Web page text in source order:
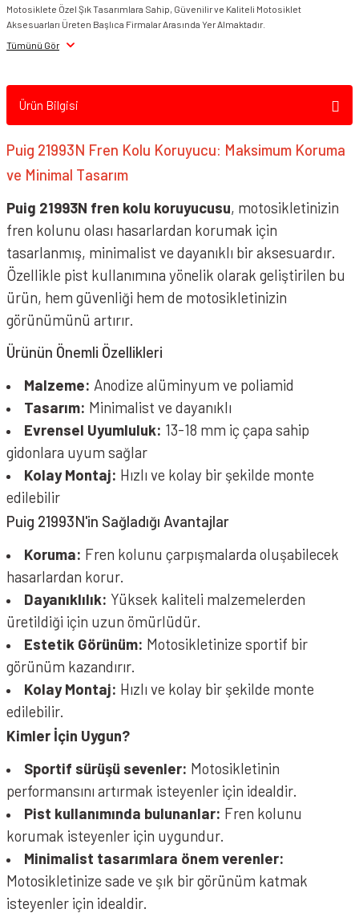
Motosiklete Özel Şık Tasarımlara Sahip, Güvenilir ve Kaliteli Motosiklet
Aksesuarları Üreten Başlıca Firmalar Arasında Yer Almaktadır.
Tümünü Gör
Ürün Bilgisi
Puig 21993N Fren Kolu Koruyucu: Maksimum Koruma
ve Minimal Tasarım
Puig 21993N fren kolu koruyucusu, motosikletinizin
fren kolunu olası hasarlardan korumak için
tasarlanmış, minimalist ve dayanıklı bir aksesuardır.
Özellikle pist kullanımına yönelik olarak geliştirilen bu
ürün, hem güvenliği hem de motosikletinizin
görünümünü artırır.
Ürünün Önemli Özellikleri
Malzeme: Anodize alüminyum ve poliamid
Tasarım: Minimalist ve dayanıklı
Evrensel Uyumluluk: 13-18 mm iç çapa sahip
gidonlara uyum sağlar
Kolay Montaj: Hızlı ve kolay bir şekilde monte
edilebilir
Puig 21993N'in Sağladığı Avantajlar
Koruma: Fren kolunu çarpışmalarda oluşabilecek
hasarlardan korur.
Dayanıklılık: Yüksek kaliteli malzemelerden
üretildiği için uzun ömürlüdür.
Estetik Görünüm: Motosikletinize sportif bir
görünüm kazandırır.
Kolay Montaj: Hızlı ve kolay bir şekilde monte
edilebilir.
Kimler İçin Uygun?
Sportif sürüşü sevenler: Motosikletinin
performansını artırmak isteyenler için idealdir.
Pist kullanımında bulunanlar: Fren kolunu
korumak isteyenler için uygundur.
Minimalist tasarımlara önem verenler:
Motosikletinize sade ve şık bir görünüm katmak
isteyenler için idealdir.